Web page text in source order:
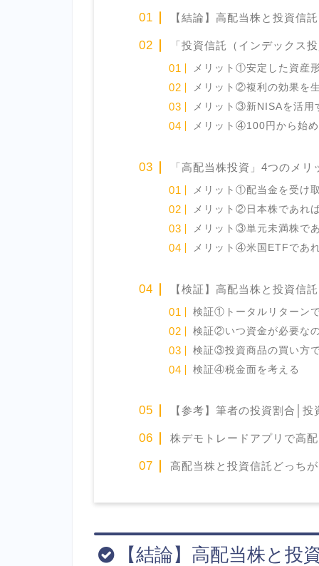
【結論】高配当株と投資信
「投資信託（インデックス
メリット①安定した資産
メリット②複利の効果を
メリット③新NISAを活用
メリット④100円から始
「高配当株投資」4つのメリ
メリット①配当金を受け
メリット②日本株であれ
メリット③単元未満株で
メリット④米国ETFであ
【検証】高配当株と投資信
検証①トータルリターン
検証②いつ資金が必要な
検証③投資商品の買い方
検証④税金面を考える
【参考】筆者の投資割合│
株デモトレードアプリで高
高配当株と投資信託どっち
【結論】高配当株と